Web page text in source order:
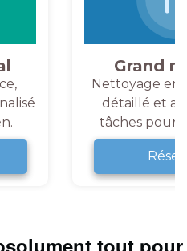
Grand
Nettoyage en
détaillé et
tâches pour
tout pour